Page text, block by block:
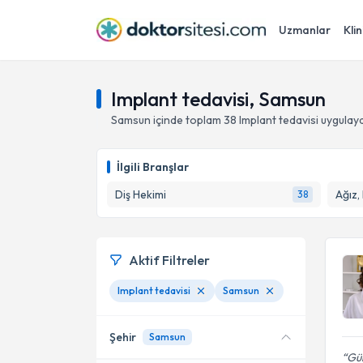
Uzmanlar
Implant tedavisi, Samsun
Samsun içinde toplam 38 Implant tedavisi
İlgili Branşlar
Diş Hekimi
38
Aktif Filtreler
Implant tedavisi Samsun
Şehir Samsun